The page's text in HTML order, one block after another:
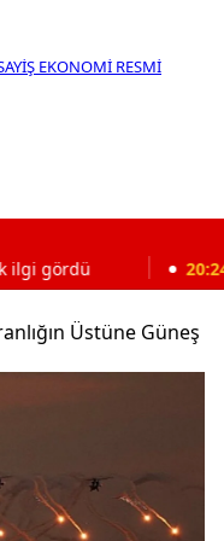
EKONOMİ RESMİ
20:24 Karasamsun Spor
Üstüne Güneş